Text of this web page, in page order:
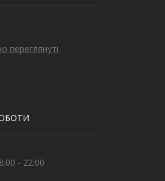
переглянуті
- 22:00